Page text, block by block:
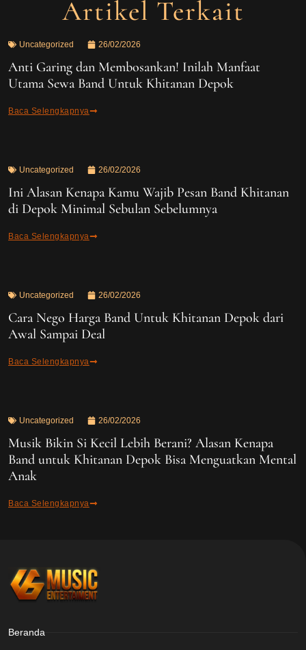
Artikel Terkait
Uncategorized 26/02/2026
Anti Garing dan Membosankan! Inilah Manfaat
Utama Sewa Band Untuk Khitanan Depok
Baca Selengkapnya
Uncategorized 26/02/2026
Ini Alasan Kenapa Kamu Wajib Pesan Band Khitanan
di Depok Minimal Sebulan Sebelumnya
Baca Selengkapnya
Uncategorized 26/02/2026
Cara Nego Harga Band Untuk Khitanan Depok dari
Awal Sampai Deal
Baca Selengkapnya
Uncategorized 26/02/2026
Musik Bikin Si Kecil Lebih Berani? Alasan Kenapa
Band untuk Khitanan Depok Bisa Menguatkan Mental
Anak
Baca Selengkapnya
Beranda